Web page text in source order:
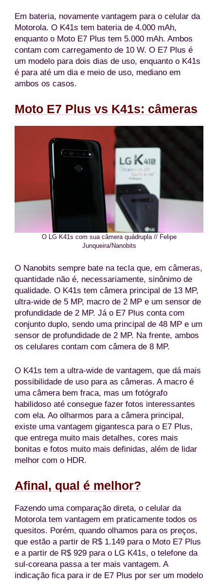
Em bateria, novamente vantagem para o celular da
Motorola. O K41s tem bateria de 4.000 mAh,
enquanto o Moto E7 Plus tem 5.000 mAh. Ambos
contam com carregamento de 10 W. O E7 Plus é
um modelo para dois dias de uso, enquanto o K41s
é para até um dia e meio de uso, mediano em
ambos os casos.
Moto E7 Plus vs K41s: câmeras
O LG K41s com sua câmera quádrupla // Felipe
Junqueira/Nanobits
O Nanobits sempre bate na tecla que, em câmeras,
quantidade não é, necessariamente, sinônimo de
qualidade. O K41s tem câmera principal de 13 MP,
ultra-wide de 5 MP, macro de 2 MP e um sensor de
profundidade de 2 MP. Já o E7 Plus conta com
conjunto duplo, sendo uma principal de 48 MP e um
sensor de profundidade de 2 MP. Na frente, ambos
os celulares contam com câmera de 8 MP.
O K41s tem a ultra-wide de vantagem, que dá mais
possibilidade de uso para as câmeras. A macro é
uma câmera bem fraca, mas um fotógrafo
habilidoso até consegue fazer fotos interessantes
com ela. Ao olharmos para a câmera principal,
existe uma vantagem gigantesca para o E7 Plus,
que entrega muito mais detalhes, cores mais
bonitas e fotos muito mais definidas, além de lidar
melhor com o HDR.
Afinal, qual é melhor?
Fazendo uma comparação direta, o celular da
Motorola tem vantagem em praticamente todos os
quesitos. Porém, quando olhamos para os preços,
que estão a partir de R$ 1.149 para o Moto E7 Plus
e a partir de R$ 929 para o LG K41s, o telefone da
sul-coreana passa a ter mais vantagem. A
indicação fica para ir de E7 Plus por ser um modelo